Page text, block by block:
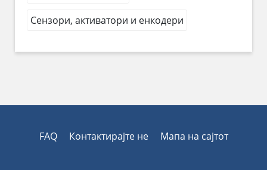
Сензори, активатори и енкодери
FAQ Контактирајте не Мапа на сајтот